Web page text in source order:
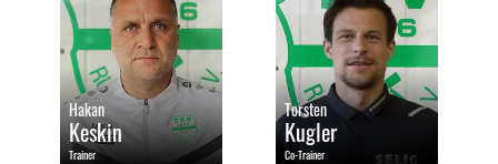
Hakan
Keskin
Trainer
Torsten
Kugler
Co-Trainer